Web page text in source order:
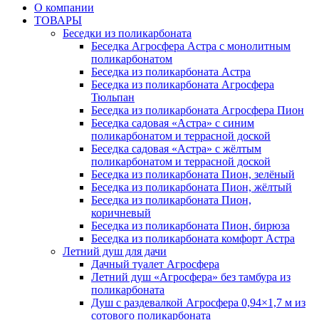
О компании
ТОВАРЫ
Беседки из поликарбоната
Беседка Агросфера Астра с монолитным
поликарбонатом
Беседка из поликарбоната Астра
Беседка из поликарбоната Агросфера
Тюльпан
Беседка из поликарбоната Агросфера Пион
Беседка садовая «Астра» с синим
поликарбонатом и террасной доской
Беседка садовая «Астра» с жёлтым
поликарбонатом и террасной доской
Беседка из поликарбоната Пион, зелёный
Беседка из поликарбоната Пион, жёлтый
Беседка из поликарбоната Пион,
коричневый
Беседка из поликарбоната Пион, бирюза
Беседка из поликарбоната комфорт Астра
Летний душ для дачи
Дачный туалет Агросфера
Летний душ «Агросфера» без тамбура из
поликарбоната
Душ с раздевалкой Агросфера 0,94×1,7 м из
сотового поликарбоната